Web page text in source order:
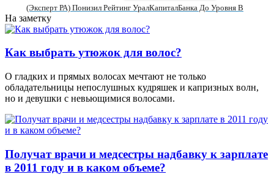
(Эксперт РА) Понизил Рейтинг УралКапиталБанка До Уровня В
На заметку
Как выбрать утюжок для волос?
О гладких и прямых волосах мечтают не только
обладательницы непослушных кудряшек и капризных волн,
но и девушки с невьющимися волосами.
Получат врачи и медсестры надбавку к зарплате
в 2011 году и в каком объеме?